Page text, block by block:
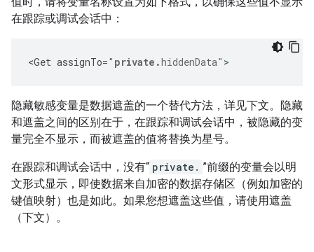
在跟踪或调试会话中：
<Get assignTo=" private.hiddenData" >
隐藏敏感变量是数据遮盖的一个替代方法，详见下文。隐藏
和遮盖之间的区别在于，在跟踪和调试会话中，被隐藏的变
量完全不显示，而被遮盖的值将替换为星号。
在跟踪和调试会话中，没有“ private. ”前缀的变量会以明
文形式显示，即使数据来自加密的数据存储区（例如加密的
键值映射）也是如此。如果您想遮盖这些值，请使用遮盖
（下文）。